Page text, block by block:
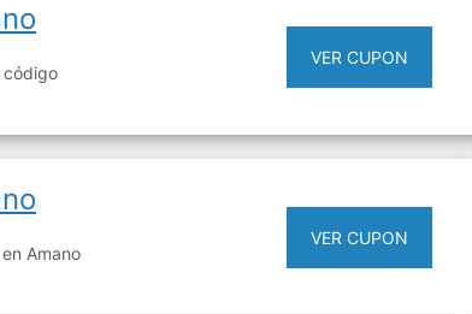
código
VER CUPON
Amano
VER CUPON